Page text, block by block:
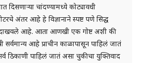
दिसणाऱ्या चांदण्यामध्ये कोट्यावधी
अंतर आहे हे विज्ञानाने स्पष्ट पणे सिद्ध
आहे. आता आणखी एक गोष्ट अशी की
सर्वमान्य आहे प्राचीन काळापासून पाहिलं जातं
ठिकाणी पाहिलं जातं असा चुकीचा युक्तिवाद